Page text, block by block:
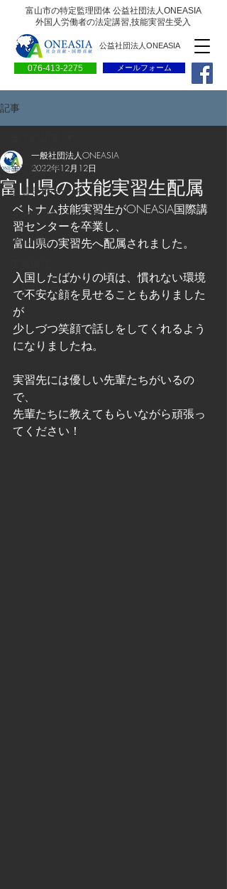
富山市の特定監理団体 公益社団法人ONEASIA
外国人労働者の法定講習,技能実習生受入
076-413-2275
公益社団法人ONEASIA
メールフォーム
記事
全ての記事
会員専用ページ
一般の方向けブログ
求人情報
プレリリース
富山県の技能実習生配属
一般社団法人ONEASIA
2022年12月12日
ベトナム技能実習生がONEASIA国際講
習センターを卒業し、
富山県の実習先へ配属されました。
入国したばかりの頃は、慣れない環境
で不安な顔を見せることもありました
が
少しづつ笑顔で話しをしてくれるよう
になりましたね。
実習先には優しい先輩たちがいるの
で、
先輩たちに教えてもらいながら頑張っ
てください！